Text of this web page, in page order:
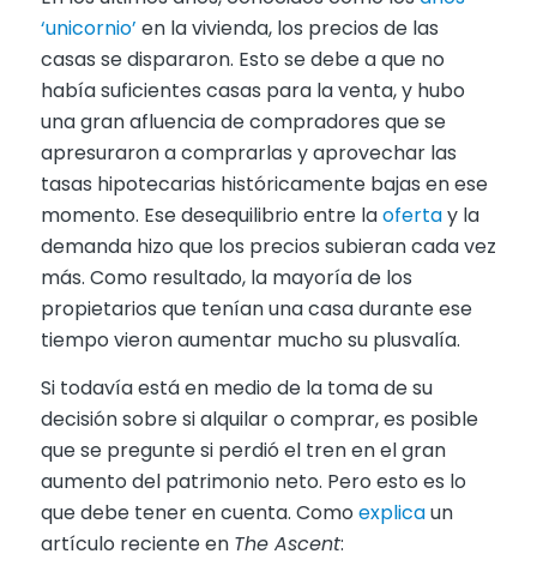
‘unicornio’ en la vivienda, los precios de las
casas se dispararon. Esto se debe a que no
había suficientes casas para la venta, y hubo
una gran afluencia de compradores que se
apresuraron a comprarlas y aprovechar las
tasas hipotecarias históricamente bajas en ese
momento. Ese desequilibrio entre laofertay la
demanda hizo que los precios subieran cada vez
más. Como resultado, la mayoría de los
propietarios que tenían una casa durante ese
tiempo vieron aumentar mucho su plusvalía.
Si todavía está en medio de la toma de su
decisión sobre si alquilar o comprar, es posible
que se pregunte si perdió el tren en el gran
aumento del patrimonio neto. Pero esto es lo
que debe tener en cuenta. Como explicaun
artículo reciente en The Ascent: